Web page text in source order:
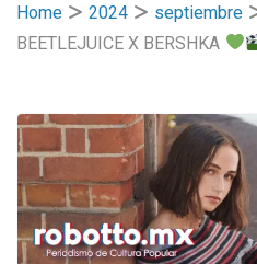
Home
2024 septiembre
BEETLEJUICE X BERSHKA